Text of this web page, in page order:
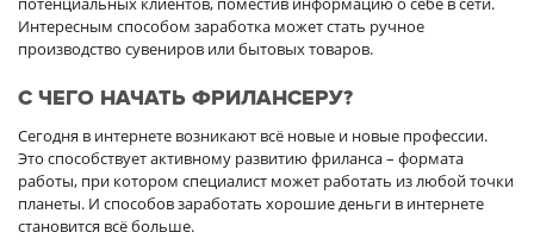
Интересным способом заработка может стать ручное
производство сувениров или бытовых товаров.
С ЧЕГО НАЧАТЬ ФРИЛАНСЕРУ?
Сегодня в интернете возникают всё новые и новые профессии.
Это способствует активному развитию фриланса – формата
работы, при котором специалист может работать из любой точки
планеты. И способов заработать хорошие деньги в интернете
становится всё больше.